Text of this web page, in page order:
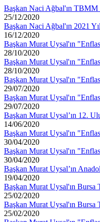
Başkan Naci Ağbal'ın TBMM
25/12/2020
Başkan Naci Ağbal'ın 2021
16/12/2020
Başkan Murat Uysal'ın
28/10/2020
Başkan Murat Uysal'ın
28/10/2020
Başkan Murat Uysal'ın
29/07/2020
Başkan Murat Uysal'ın
29/07/2020
Başkan Murat Uysal’ın 12.
14/06/2020
Başkan Murat Uysal'ın
30/04/2020
Başkan Murat Uysal'ın
30/04/2020
Başkan Murat Uysal’ın
19/04/2020
Başkan Murat Uysal'ın Bursa
25/02/2020
Başkan Murat Uysal'ın Bursa
25/02/2020